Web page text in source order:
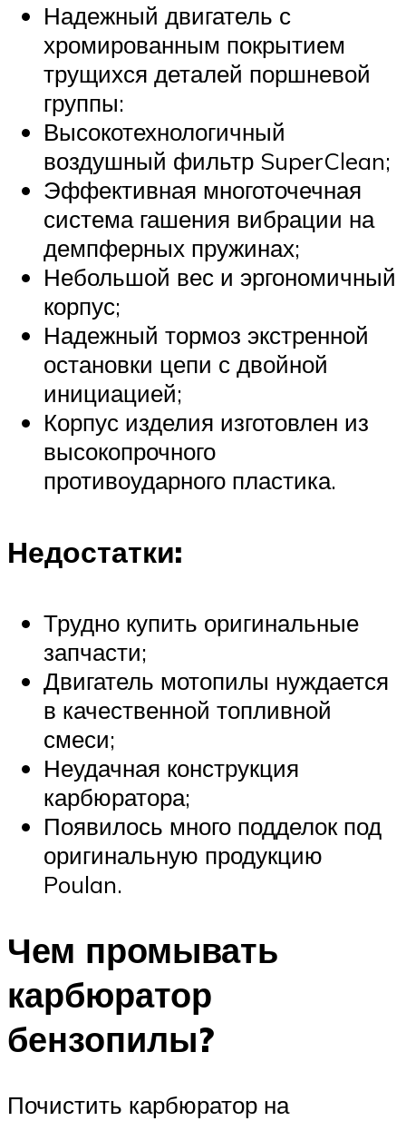
Надежный двигатель с
хромированным покрытием
трущихся деталей поршневой
группы:
Высокотехнологичный
воздушный фильтр SuperClean;
Эффективная многоточечная
система гашения вибрации на
демпферных пружинах;
Небольшой вес и эргономичный
корпус;
Надежный тормоз экстренной
остановки цепи с двойной
инициацией;
Корпус изделия изготовлен из
высокопрочного
противоударного пластика.
Недостатки:
Трудно купить оригинальные
запчасти;
Двигатель мотопилы нуждается
в качественной топливной
смеси;
Неудачная конструкция
карбюратора;
Появилось много подделок под
оригинальную продукцию
Poulan.
Чем промывать
карбюратор
бензопилы?
Почистить карбюратор на